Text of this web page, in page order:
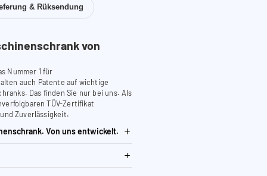
& Rüksendung
von
Nummer 1 für
auch Patente auf wichtige
Das finden Sie nur bei uns. Als
TÜV-Zertifikat
Zuverlässigkeit.
Von uns entwickelt.